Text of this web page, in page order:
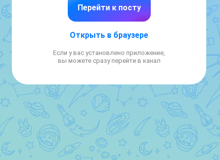
Перейти к посту
Открыть в браузере
Если у вас установлено приложение,
вы можете сразу перейти в канал